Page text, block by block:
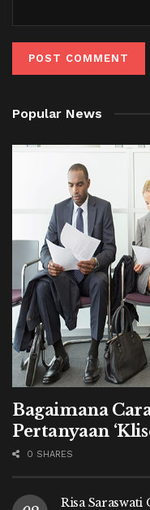
Popular News
Bagaimana
Pertanyaan
0 SHARES
Risa Saraswati